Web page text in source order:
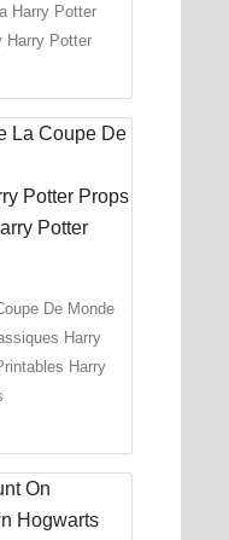
Harry Potter
Harry Potter
De Monde
Harry
Harry